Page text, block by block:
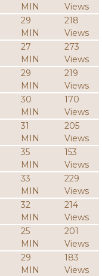
MIN
Views
29
MIN
218
Views
27
MIN
273
Views
29
MIN
219
Views
30
MIN
170
Views
31
MIN
205
Views
35
MIN
153
Views
33
MIN
229
Views
32
MIN
214
Views
25
MIN
201
Views
29
MIN
183
Views